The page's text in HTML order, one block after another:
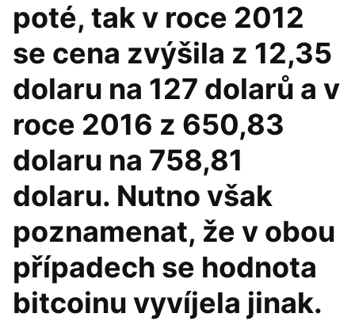
poté, tak v roce 2012
se cena zvýšila z 12,35
dolaru na 127 dolarů a v
roce 2016 z 650,83
dolaru na 758,81
dolaru. Nutno však
poznamenat, že v obou
případech se hodnota
bitcoinu vyvíjela jinak.